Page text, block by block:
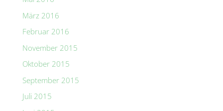
März 2016
Februar 2016
November 2015
Oktober 2015
September 2015
Juli 2015